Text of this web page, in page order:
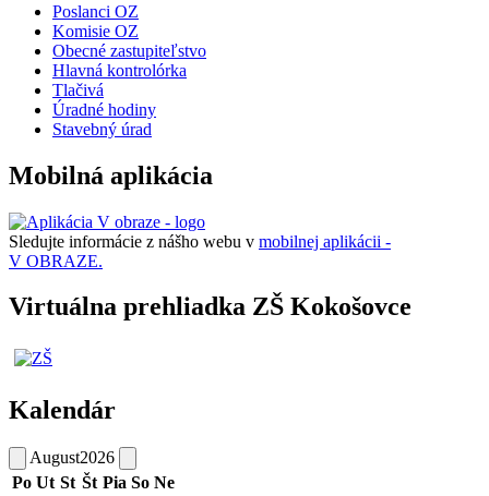
Poslanci OZ
Komisie OZ
Obecné zastupiteľstvo
Hlavná kontrolórka
Tlačivá
Úradné hodiny
Stavebný úrad
Mobilná aplikácia
Sledujte informácie z nášho webu v mobilnej aplikácii -
V OBRAZE.
Virtuálna prehliadka ZŠ Kokošovce
Kalendár
August2026
Po Ut St Št Pia So Ne